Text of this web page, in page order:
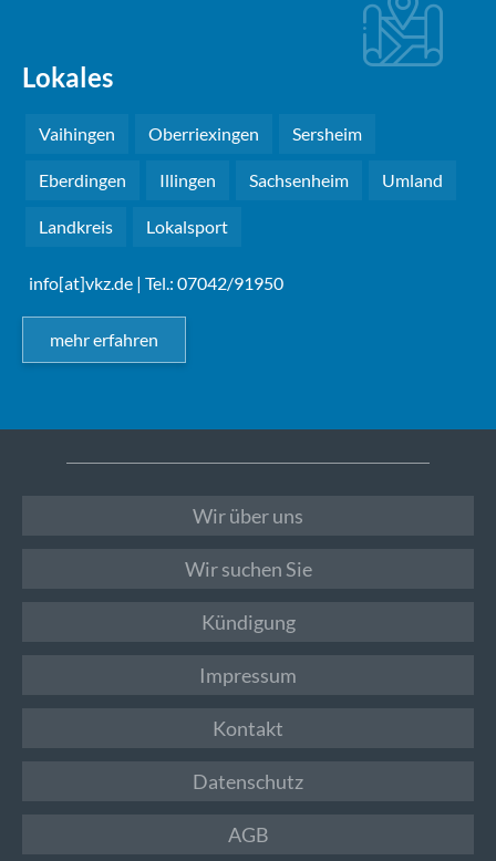
Lokales
Vaihingen Oberriexingen Sersheim
Eberdingen Illingen Sachsenheim Umland
Landkreis Lokalsport
info[at]vkz.de | Tel.: 07042/91950
mehr erfahren
Wir über uns
Wir suchen Sie
Kündigung
Impressum
Kontakt
Datenschutz
AGB